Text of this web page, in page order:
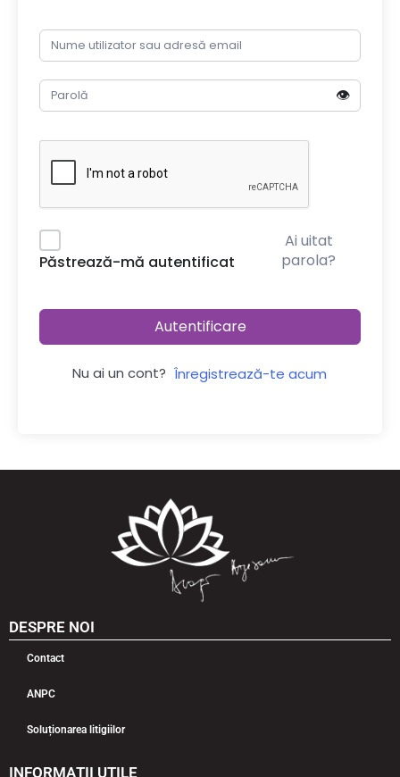
👁️
Păstrează-mă autentificat
Ai uitat
parola?
Autentificare
Nu ai un cont? Înregistrează-te acum
DESPRE NOI
Contact
ANPC
Soluționarea litigiilor
INFORMAȚII UTILE